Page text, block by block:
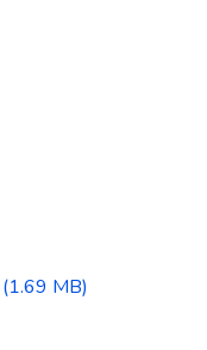
(1.69 MB)